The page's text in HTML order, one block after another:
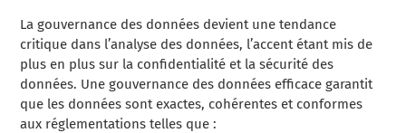
La gouvernance des données devient une tendance
critique dans l’analyse des données, l’accent étant mis de
plus en plus sur la confidentialité et la sécurité des
données. Une gouvernance des données efficace garantit
que les données sont exactes, cohérentes et conformes
aux réglementations telles que :